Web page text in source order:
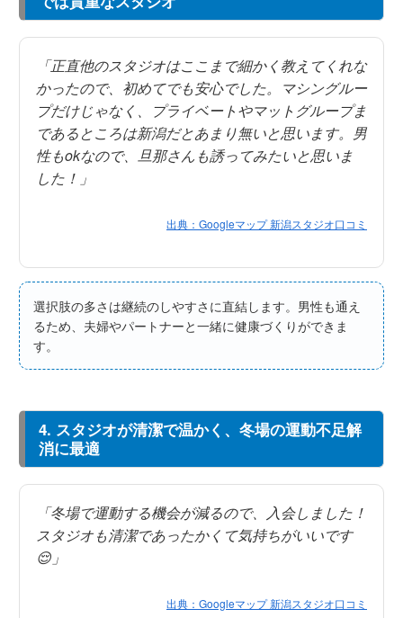
「正直他のスタジオはここまで細かく教えてくれな
かったので、初めてでも安心でした。マシングルー
プだけじゃなく、プライベートやマットグループま
であるところは新潟だとあまり無いと思います。男
性もokなので、旦那さんも誘ってみたいと思いま
した！」
出典：Googleマップ 新潟スタジオ口コミ
選択肢の多さは継続のしやすさに直結します。男性も通え
るため、夫婦やパートナーと一緒に健康づくりができま
す。
4. スタジオが清潔で温かく、冬場の運動不足解
消に最適
「冬場で運動する機会が減るので、入会しました！
スタジオも清潔であったかくて気持ちがいいです
😌」
出典：Googleマップ 新潟スタジオ口コミ